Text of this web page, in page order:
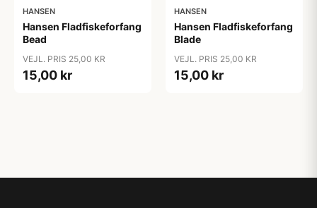
HANSEN
Hansen Fladfiskeforfang
Bead
VEJL. PRIS 25,00 KR
15,00 kr
HANSEN
Hansen Fladfiskeforfang
Blade
VEJL. PRIS 25,00 KR
15,00 kr